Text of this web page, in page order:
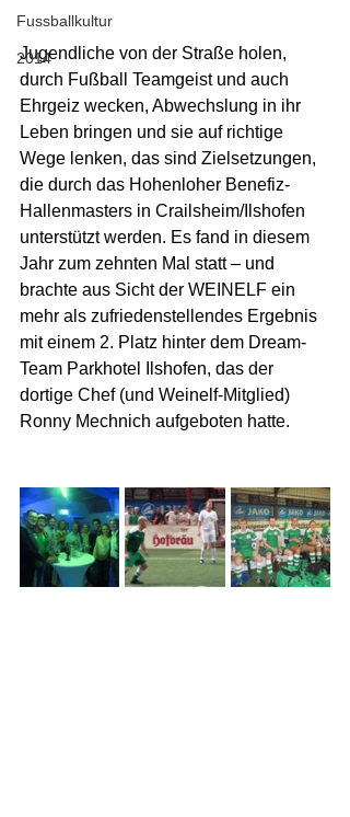
Fussballkultur
2014
Jugendliche von der Straße holen,
durch Fußball Teamgeist und auch
Ehrgeiz wecken, Abwechslung in ihr
Leben bringen und sie auf richtige
Wege lenken, das sind Zielsetzungen,
die durch das Hohenloher Benefiz-
Hallenmasters in Crailsheim/Ilshofen
unterstützt werden. Es fand in diesem
Jahr zum zehnten Mal statt – und
brachte aus Sicht der WEINELF ein
mehr als zufriedenstellendes Ergebnis
mit einem 2. Platz hinter dem Dream-
Team Parkhotel Ilshofen, das der
dortige Chef (und Weinelf-Mitglied)
Ronny Mechnich aufgeboten hatte.